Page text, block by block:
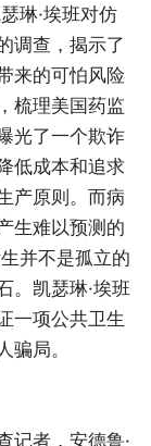
琳·埃班对仿
调查，揭示了
来的可怕风险
梳理美国药监
光了一个欺诈
低成本和追求
产原则。而病
生难以预测的
并不是孤立的
。凯瑟琳·埃班
一项公共卫生
骗局。
记者，安德鲁·